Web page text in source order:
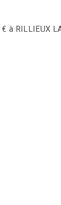
€ à RILLIEUX